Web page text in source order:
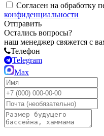
Согласен на обработку
конфиденциальности
Отправить
Остались вопросы?
наш менеджер свяжется с
Телефон
Telegram
Max